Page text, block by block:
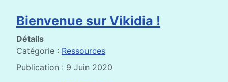
Bienvenue sur Vikidia !
Détails
Catégorie : Ressources
Publication : 9 Juin 2020